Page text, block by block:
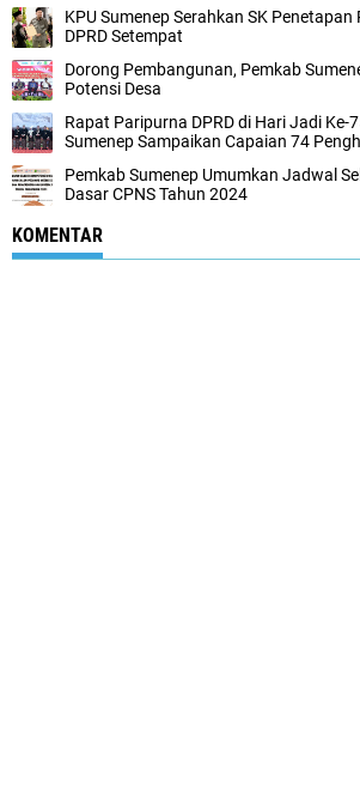
KPU Sumenep Serahkan SK Penetapan
DPRD Setempat
Dorong Pembangunan, Pemkab
Potensi Desa
Rapat Paripurna DPRD di Hari Jadi Ke-
Sumenep Sampaikan Capaian 74
Pemkab Sumenep Umumkan Jadwal
Dasar CPNS Tahun 2024
KOMENTAR